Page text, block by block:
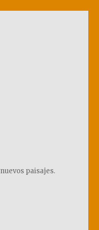
paisajes.